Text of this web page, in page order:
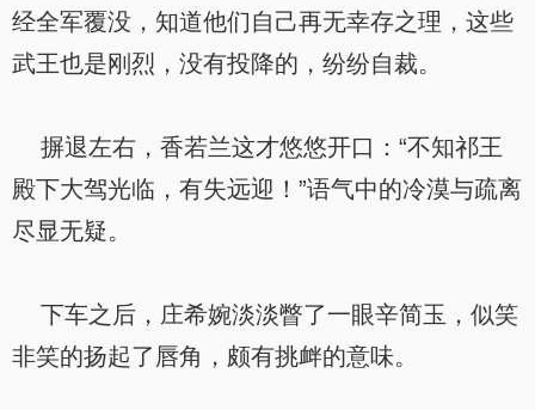
经全军覆没，知道他们自己再无幸存之理，这些
武王也是刚烈，没有投降的，纷纷自裁。
摒退左右，香若兰这才悠悠开口：“不知祁王
殿下大驾光临，有失远迎！”语气中的冷漠与疏离
尽显无疑。
下车之后，庄希婉淡淡瞥了一眼辛简玉，似笑
非笑的扬起了唇角，颇有挑衅的意味。